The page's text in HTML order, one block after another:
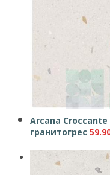
Arcana
гранитогрес